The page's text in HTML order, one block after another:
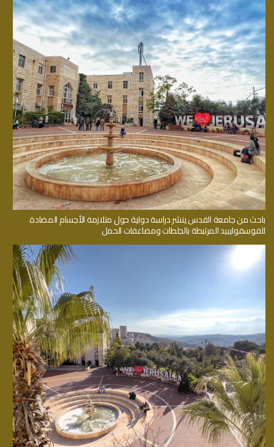
باحث من جامعة القدس ينشر دراسة دولية حول متلازمة الأجسام المضادة
للفوسفوليبيد المرتبطة بالجلطات ومضاعفات الحمل